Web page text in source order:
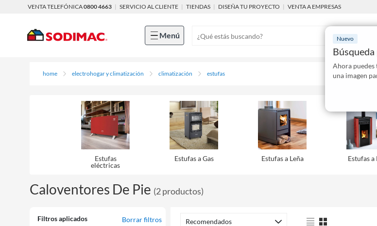
VENTA TELEFÓNICA0800 4663 | SERVICIO AL CLIENTE | TIENDAS | DISEÑA TU PROYECTO | VENTA A EMPRESAS
Menú Nuevo
Ahora
una imagen
home electrohogar y climatización climatización estufas
Estufas
eléctricas
Estufas a Gas Estufas a Leña Estufas
Caloventores De Pie (2productos)
Filtros aplicados Borrar filtros Recomendados